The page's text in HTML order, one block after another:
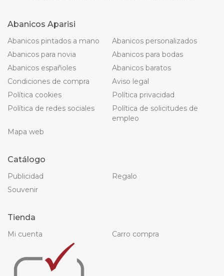
Abanicos Aparisi
Abanicos pintados a mano
Abanicos personalizados
Abanicos para novia
Abanicos para bodas
Abanicos españoles
Abanicos baratos
Condiciones de compra
Aviso legal
Política cookies
Política privacidad
Política de redes sociales
Política de solicitudes de
empleo
Mapa web
Catálogo
Publicidad
Regalo
Souvenir
Tienda
Mi cuenta Carro compra